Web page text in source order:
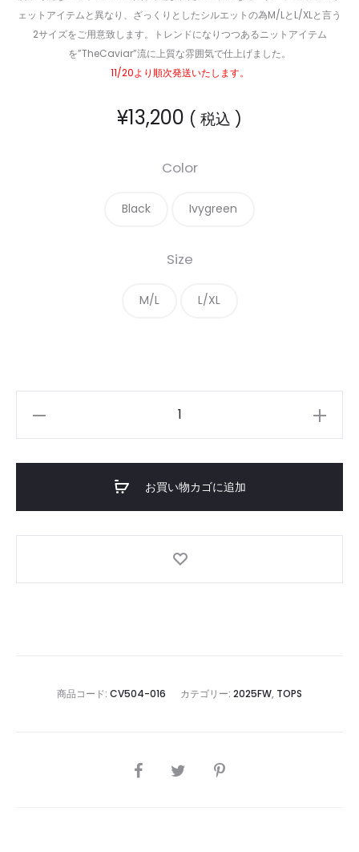
ェットアイテムと異なり、ざっくりとしたシルエットの為M/LとL/XLと言う
2サイズをご用意致します。トレンドになりつつあるニットアイテム
を”TheCaviar”流に上質な雰囲気で仕上げました。
11/20より順次発送いたします。
¥13,200 ( 税込 )
Color
Black Ivygreen
Size
M/L L/XL
Sweater
個
お買い物カゴに追加
商品コード: CV504-016 カテゴリー: 2025FW, TOPS
SHARE